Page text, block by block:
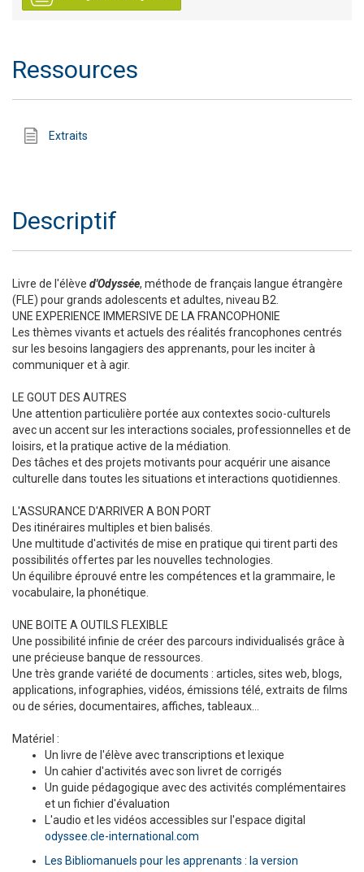
Ressources
Extraits
Descriptif
Livre de l'élève d'Odyssée, méthode de français langue étrangère
(FLE) pour grands adolescents et adultes, niveau B2.
UNE EXPERIENCE IMMERSIVE DE LA FRANCOPHONIE
Les thèmes vivants et actuels des réalités francophones centrés
sur les besoins langagiers des apprenants, pour les inciter à
communiquer et à agir.
LE GOUT DES AUTRES
Une attention particulière portée aux contextes socio-culturels
avec un accent sur les interactions sociales, professionnelles et de
loisirs, et la pratique active de la médiation.
Des tâches et des projets motivants pour acquérir une aisance
culturelle dans toutes les situations et interactions quotidiennes.
L'ASSURANCE D'ARRIVER A BON PORT
Des itinéraires multiples et bien balisés.
Une multitude d'activités de mise en pratique qui tirent parti des
possibilités offertes par les nouvelles technologies.
Un équilibre éprouvé entre les compétences et la grammaire, le
vocabulaire, la phonétique.
UNE BOITE A OUTILS FLEXIBLE
Une possibilité infinie de créer des parcours individualisés grâce à
une précieuse banque de ressources.
Une très grande variété de documents : articles, sites web, blogs,
applications, infographies, vidéos, émissions télé, extraits de films
ou de séries, documentaires, affiches, tableaux...
Matériel :
Un livre de l'élève avec transcriptions et lexique
Un cahier d'activités avec son livret de corrigés
Un guide pédagogique avec des activités complémentaires
et un fichier d'évaluation
L'audio et les vidéos accessibles sur l'espace digital
odyssee.cle-international.com
Les Bibliomanuels pour les apprenants : la version